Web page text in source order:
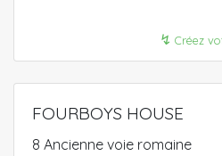
↯ Créez
FOURBOYS HOUSE
8 Ancienne voie romaine